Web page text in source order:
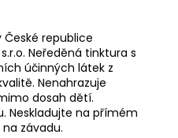
republice
Neředěná tinktura s
účinných látek z
Nenahrazuje
dosah dětí.
Neskladujte na přímém
závadu.